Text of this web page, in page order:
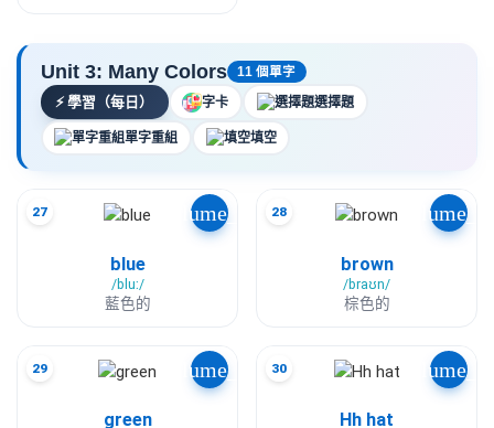
Unit 3: Many Colors 11 個單字
⚡學習（每日） 字卡 選擇題
單字重組 填空
27 volume_up
blue
/bluː/
藍色的
28
brown
/braʊn/
棕色的
29 volume_up
green
30
Hh hat